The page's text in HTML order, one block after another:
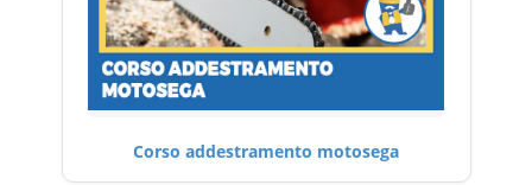
Corso addestramento motosega